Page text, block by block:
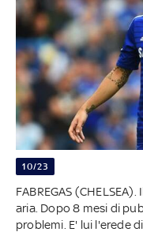
10/23
FABREGAS
aria. Dopo 8 mesi di
problemi. E' lui l'erede